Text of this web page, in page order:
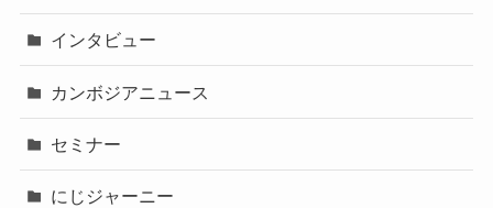
インタビュー
カンボジアニュース
セミナー
にじジャーニー